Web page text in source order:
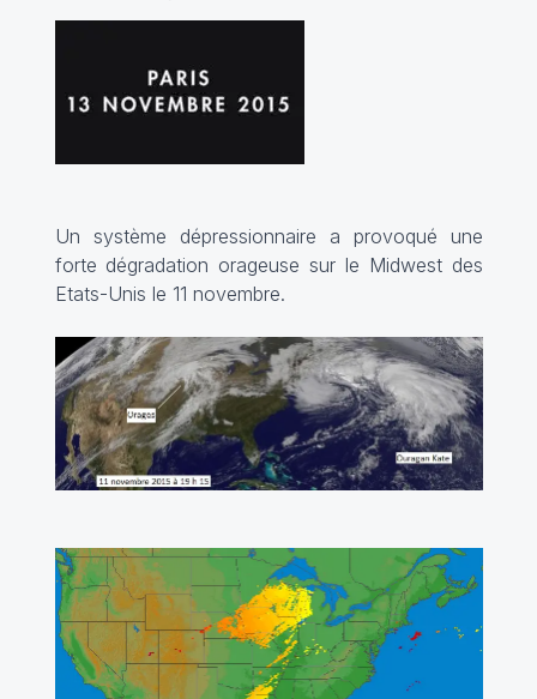
Un système dépressionnaire a provoqué une
forte dégradation orageuse sur le Midwest des
Etats-Unis le 11 novembre.